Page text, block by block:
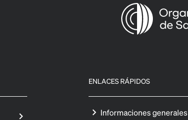
ENLACES RÁPIDOS
Informaciones generales